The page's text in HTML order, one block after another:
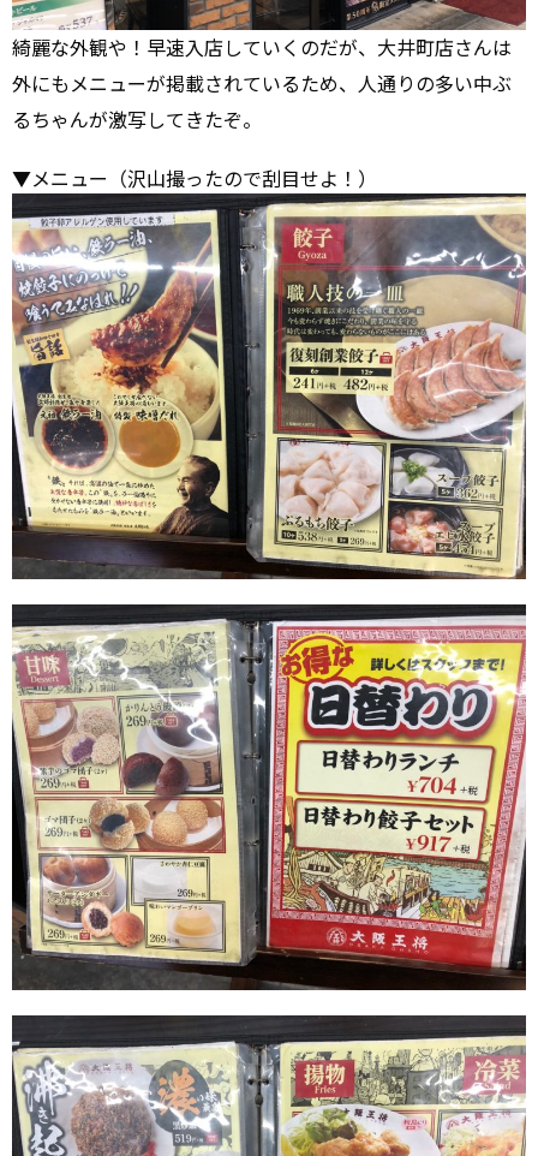
綺麗な外観や！早速入店していくのだが、大井町店さんは
外にもメニューが掲載されているため、人通りの多い中ぶ
るちゃんが激写してきたぞ。
▼メニュー（沢山撮ったので刮目せよ！）